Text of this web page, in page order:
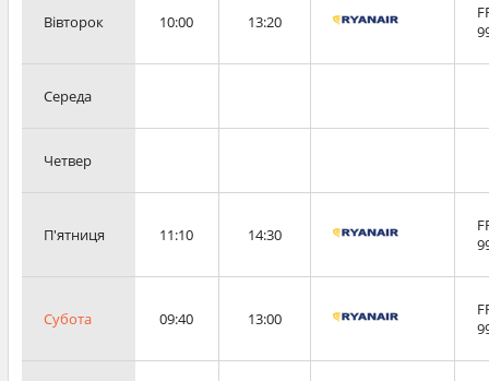
Вівторок 10:00 13:20
Середа
Четвер
П'ятниця 11:10 14:30
Субота 09:40 13:00